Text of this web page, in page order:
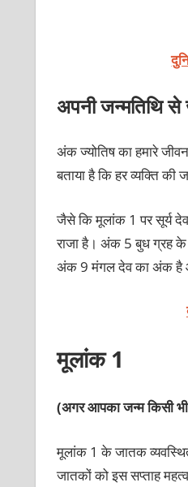
अपनी जन्मतिथि
अंक ज्योतिष का हमारे
बताया है कि हर व्यक्ति
जैसे कि मूलांक 1 पर सूर्य
राजा है। अंक 5 बुध ग्रह
अंक 9 मंगल देव का अंक है
मूलांक 1
(अगर आपका जन्म किसी
मूलांक 1 के जातक
जातकों को इस सप्ताह